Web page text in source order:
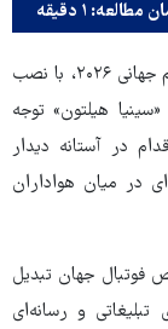
مطالعه: ۱ دقیقه
شهر آتلانتا همزمان با حضور تیم ملی اسپانیا در جام جهانی ۲۰۲۶، با نصب
هیلتون» توجه
در آستانه دیدار
در میان هواداران
فوتبال جهان تبدیل
و رسانه‌ای